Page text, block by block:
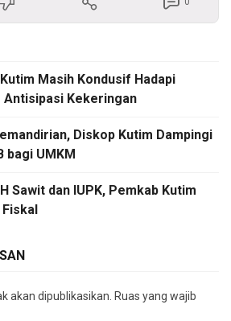
Masih Kondusif Hadapi
Antisipasi Kekeringan
Diskop Kutim Dampingi
bagi UMKM
Sawit dan IUPK, Pemkab Kutim
akan dipublikasikan. Ruas yang wajib